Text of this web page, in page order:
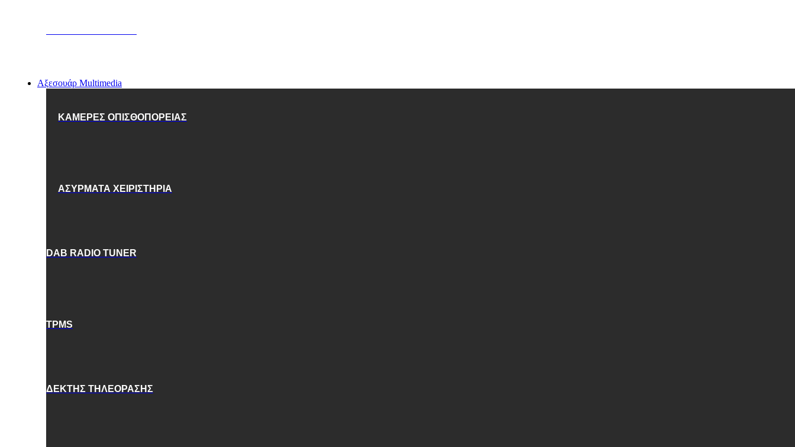
Αξεσουάρ Multimedia
ΚΑΜΕΡΕΣ ΟΠΙΣΘΟΠΟΡΕΙΑΣ
ΑΣΥΡΜΑΤΑ ΧΕΙΡΙΣΤΗΡΙΑ
DAB RADIO TUNER
TPMS
ΔΕΚΤΗΣ ΤΗΛΕΟΡΑΣΗΣ